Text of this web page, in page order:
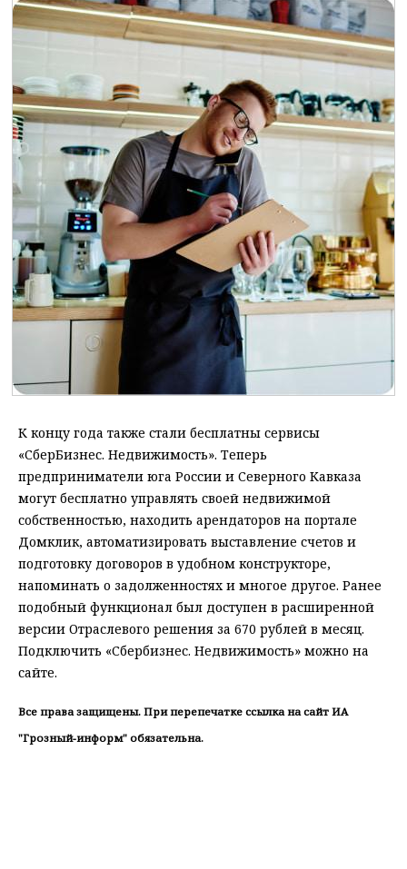
К концу года также стали бесплатны сервисы
«СберБизнес. Недвижимость». Теперь
предприниматели юга России и Северного Кавказа
могут бесплатно управлять своей недвижимой
собственностью, находить арендаторов на портале
Домклик, автоматизировать выставление счетов и
подготовку договоров в удобном конструкторе,
напоминать о задолженностях и многое другое. Ранее
подобный функционал был доступен в расширенной
версии Отраслевого решения за 670 рублей в месяц.
Подключить «Сбербизнес. Недвижимость» можно на
сайте.
Все права защищены. При перепечатке ссылка на сайт ИА
"Грозный-информ" обязательна.